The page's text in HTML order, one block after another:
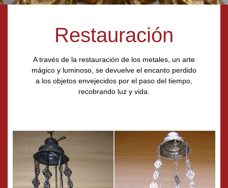
Restauración
A través de la restauración de los metales, un arte
mágico y luminoso, se devuelve el encanto perdido
a los objetos envejecidos por el paso del tiempo,
recobrando luz y vida.